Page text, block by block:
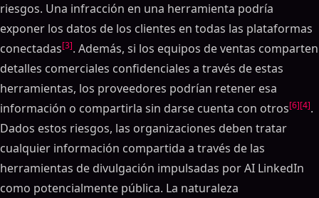
riesgos. Una infracción en una herramienta podría
exponer los datos de los clientes en todas las plataformas
conectadas[3]. Además, si los equipos de ventas comparten
detalles comerciales confidenciales a través de estas
herramientas, los proveedores podrían retener esa
información o compartirla sin darse cuenta con otros[6][4].
Dados estos riesgos, las organizaciones deben tratar
cualquier información compartida a través de las
herramientas de divulgación impulsadas por AI LinkedIn
como potencialmente pública. La naturaleza